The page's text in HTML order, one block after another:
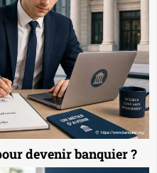
devenir banquier ?